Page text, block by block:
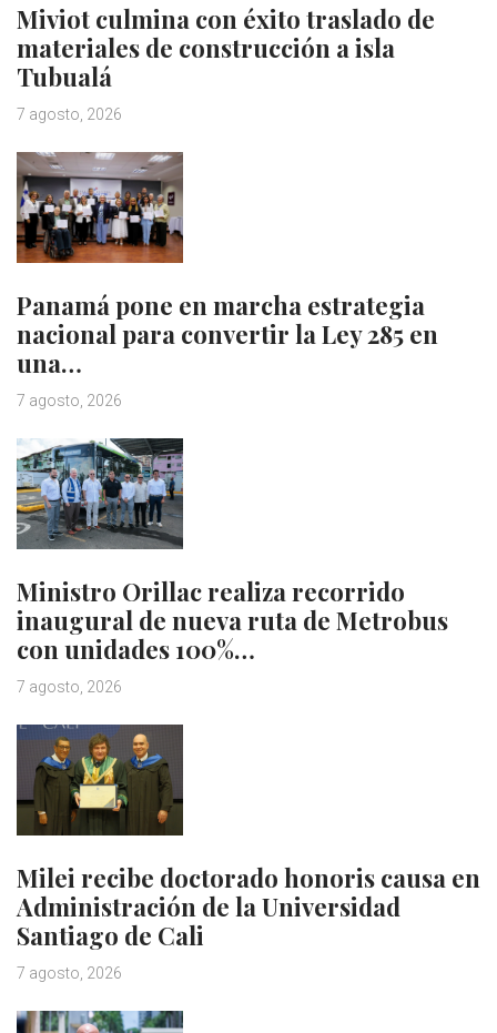
Miviot culmina con éxito traslado de
materiales de construcción a isla
Tubualá
7 agosto, 2026
Panamá pone en marcha estrategia
nacional para convertir la Ley 285 en
una…
7 agosto, 2026
Ministro Orillac realiza recorrido
inaugural de nueva ruta de Metrobus
con unidades 100%…
7 agosto, 2026
Milei recibe doctorado honoris causa en
Administración de la Universidad
Santiago de Cali
7 agosto, 2026